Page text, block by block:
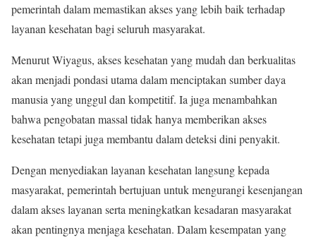
pemerintah dalam memastikan akses yang lebih baik terhadap
layanan kesehatan bagi seluruh masyarakat.
Menurut Wiyagus, akses kesehatan yang mudah dan berkualitas
akan menjadi pondasi utama dalam menciptakan sumber daya
manusia yang unggul dan kompetitif. Ia juga menambahkan
bahwa pengobatan massal tidak hanya memberikan akses
kesehatan tetapi juga membantu dalam deteksi dini penyakit.
Dengan menyediakan layanan kesehatan langsung kepada
masyarakat, pemerintah bertujuan untuk mengurangi kesenjangan
dalam akses layanan serta meningkatkan kesadaran masyarakat
akan pentingnya menjaga kesehatan. Dalam kesempatan yang